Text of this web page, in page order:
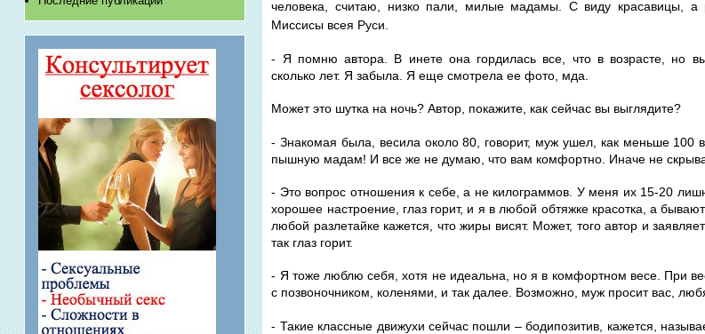
человека, считаю, низко пали, милые мадамы. С виду красавицы, а
Миссисы всея Руси.
- Я помню автора. В инете она гордилась все, что в возрасте, но
сколько лет. Я забыла. Я еще смотрела ее фото, мда.
Может это шутка на ночь? Автор, покажите, как сейчас вы выглядите?
- Знакомая была, весила около 80, говорит, муж ушел, как меньше 100
пышную мадам! И все же не думаю, что вам комфортно. Иначе не
- Это вопрос отношения к себе, а не килограммов. У меня их 15-20
хорошее настроение, глаз горит, и я в любой обтяжке красотка, а
любой разлетайке кажется, что жиры висят. Может, того автор и
так глаз горит.
- Я тоже люблю себя, хотя не идеальна, но я в комфортном весе. При
с позвоночником, коленями, и так далее. Возможно, муж просит вас,
- Такие классные движухи сейчас пошли – бодипозитив, кажется,